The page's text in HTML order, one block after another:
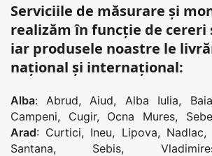
Serviciile de măsurare și
realizăm în funcție de cereri
iar produsele noastre le
național și internațional:
Alba: Abrud, Aiud, Alba Iulia,
Campeni, Cugir, Ocna Mures,
Arad: Curtici, Ineu, Lipova, Nadlac,
Santana, Sebis,